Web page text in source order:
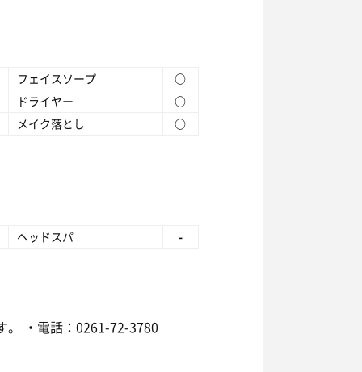
フェイスソープ
○
ドライヤー
○
メイク落とし
○
ヘッドスパ -
。 ・電話：0261-72-3780